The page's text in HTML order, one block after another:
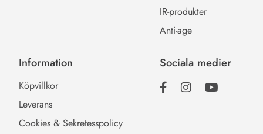
IR-produkter
Anti-age
Information
Köpvillkor
Leverans
Cookies & Sekretesspolicy
Sociala medier